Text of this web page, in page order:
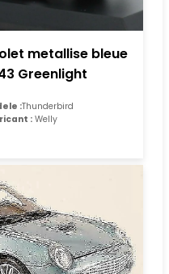
metallise bleue
Greenlight
:Thunderbird
:Welly